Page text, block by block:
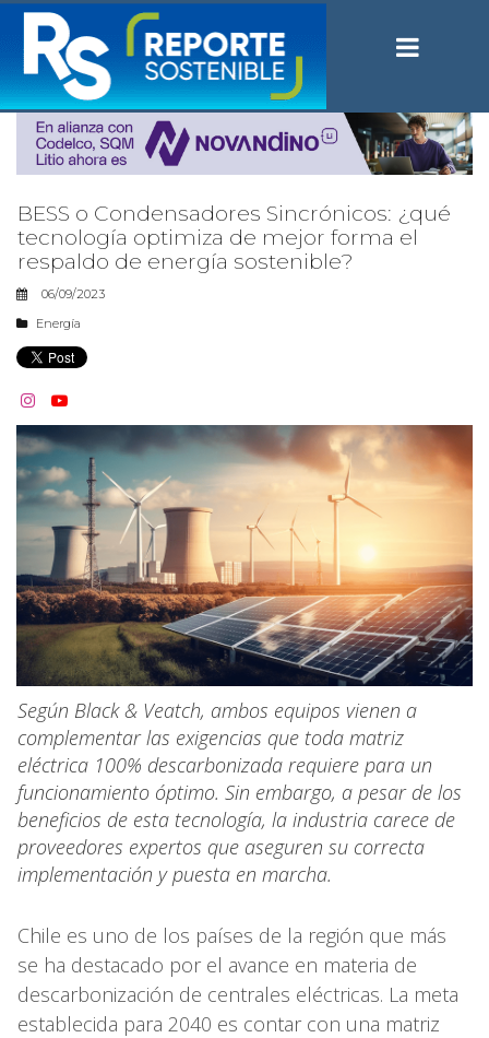
BESS o Condensadores Sincrónicos: ¿qué
tecnología optimiza de mejor forma el
respaldo de energía sostenible?
06/09/2023
Energía
 
Según Black & Veatch, ambos equipos vienen a
complementar las exigencias que toda matriz
eléctrica 100% descarbonizada requiere para un
funcionamiento óptimo. Sin embargo, a pesar de los
beneficios de esta tecnología, la industria carece de
proveedores expertos que aseguren su correcta
implementación y puesta en marcha.
Chile es uno de los países de la región que más
se ha destacado por el avance en materia de
descarbonización de centrales eléctricas. La meta
establecida para 2040 es contar con una matriz